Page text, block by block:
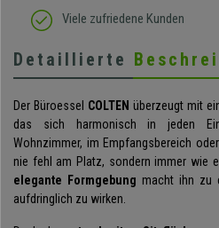
Viele zufriedene Kunden
Detaillierte
Der Büroessel COLTEN überzeugt mit
das sich harmonisch in jeden
Wohnzimmer, im Empfangsbereich
nie fehl am Platz, sondern immer wie
elegante Formgebung macht ihn zu
aufdringlich zu wirken.